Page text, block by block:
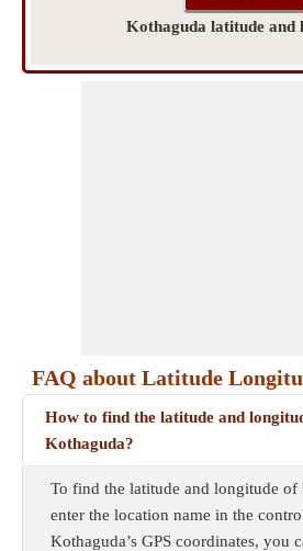
Kothaguda latitude and
FAQ about Latitude
How to find the latitude and
Kothaguda?
To find the latitude and longitude of
enter the location name in the
Kothaguda’s GPS coordinates, you